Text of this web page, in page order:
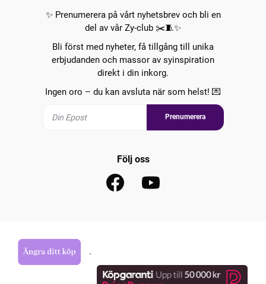
✨ Prenumerera på vårt nyhetsbrev och bli en
del av vår Zy-club ✂️🧵✨
Bli först med nyheter, få tillgång till unika
erbjudanden och massor av syinspiration
direkt i din inkorg.
Ingen oro – du kan avsluta när som helst! 💌
Prenumerera
Följ oss
.